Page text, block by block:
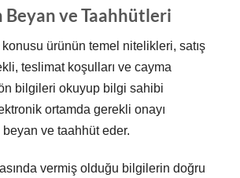
Beyan ve Taahhütleri
konusu ürünün temel nitelikleri, satış
teslimat koşulları ve cayma
bilgileri okuyup bilgi sahibi
ortamda gerekli onayı
ve taahhüt eder.
vermiş olduğu bilgilerin doğru